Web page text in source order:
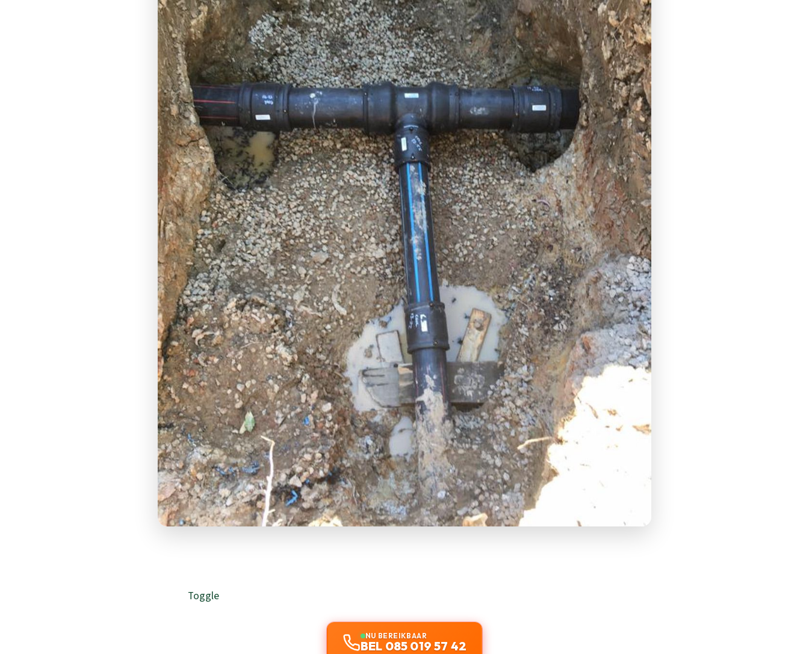
Toggle
NU BEREIKBAAR
BEL 085 019 57 42